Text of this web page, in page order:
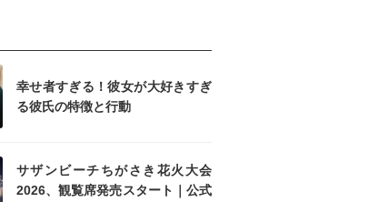
幸せ者すぎる！彼女が大好きすぎ
る彼氏の特徴と行動
サザンビーチちがさき花火大会
2026、観覧席発売スタート｜公式